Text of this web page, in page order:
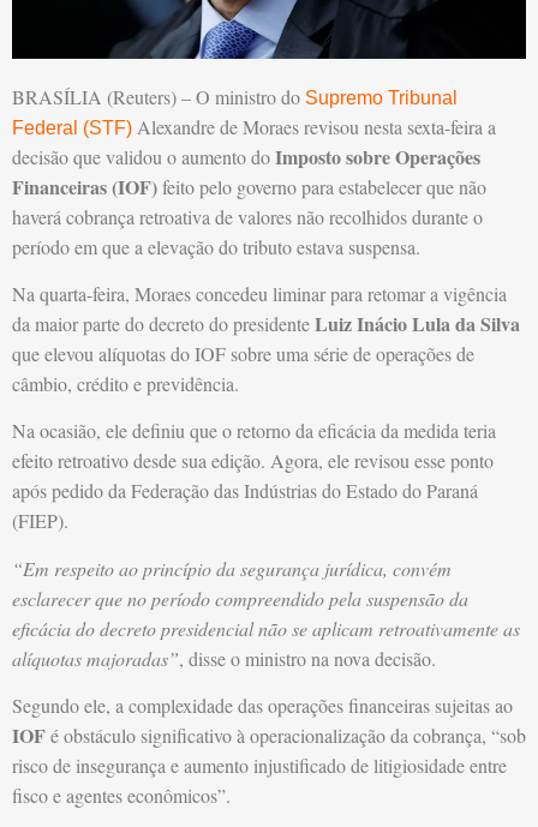
BRASÍLIA (Reuters) – O ministro do Supremo Tribunal
Federal (STF) Alexandre de Moraes revisou nesta sexta-feira a
decisão que validou o aumento doImposto sobre Operações
Financeiras (IOF)feito pelo governo para estabelecer que não
haverá cobrança retroativa de valores não recolhidos durante o
período em que a elevação do tributo estava suspensa.
Na quarta-feira, Moraes concedeu liminar para retomar a vigência
da maior parte do decreto do presidenteLuiz Inácio Lula da Silva
que elevou alíquotas do IOF sobre uma série de operações de
câmbio, crédito e previdência.
Na ocasião, ele definiu que o retorno da eficácia da medida teria
efeito retroativo desde sua edição. Agora, ele revisou esse ponto
após pedido da Federação das Indústrias do Estado do Paraná
(FIEP).
“Em respeito ao princípio da segurança jurídica, convém
esclarecer que no período compreendido pela suspensão da
eficácia do decreto presidencial não se aplicam retroativamente as
alíquotas majoradas”, disse o ministro na nova decisão.
Segundo ele, a complexidade das operações financeiras sujeitas ao
IOFé obstáculo significativo à operacionalização da cobrança, “sob
risco de insegurança e aumento injustificado de litigiosidade entre
fisco e agentes econômicos”.